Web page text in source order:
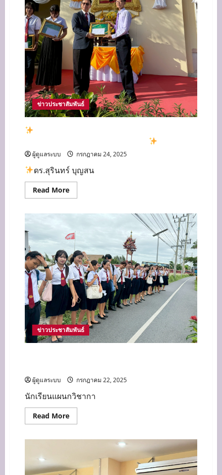
ข่าวประชาสัมพันธ์
ผู้ดูแลระบบ กรกฎาคม 24, 2025
ดร.สุรินทร์ บุญสน
Read MoreRead
more
สนอง
เป็น
ประธาน
มอบ
เกียรติ
บัตร
รางวัล
พาน
ไหว้
ครู
ประจำ
ปี
2568
ข่าวประชาสัมพันธ์
ผู้ดูแลระบบ กรกฎาคม 22, 2025
นักเรียนแผนกวิชากา
Read MoreRead
more
ดู